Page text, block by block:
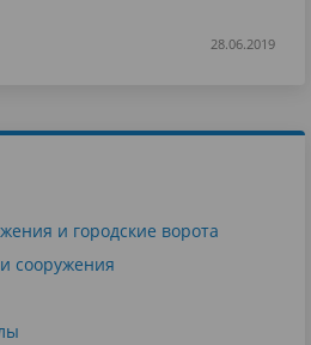
28.06.2019
и городские ворота
сооружения